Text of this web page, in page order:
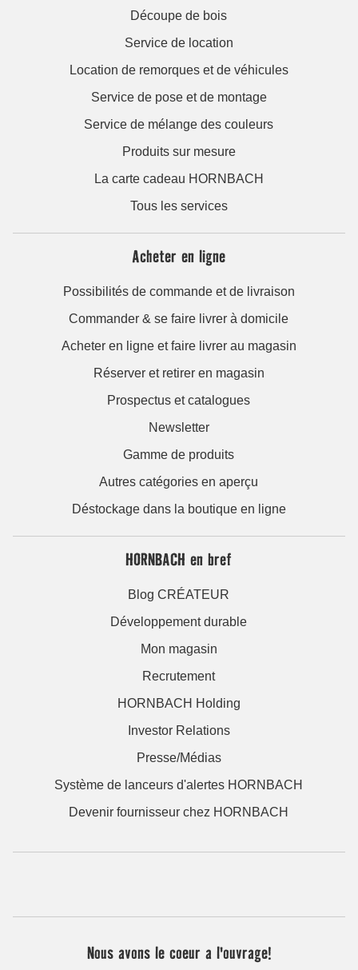
Découpe de bois
Service de location
Location de remorques et de véhicules
Service de pose et de montage
Service de mélange des couleurs
Produits sur mesure
La carte cadeau HORNBACH
Tous les services
Acheter en ligne
Possibilités de commande et de livraison
Commander & se faire livrer à domicile
Acheter en ligne et faire livrer au magasin
Réserver et retirer en magasin
Prospectus et catalogues
Newsletter
Gamme de produits
Autres catégories en aperçu
Déstockage dans la boutique en ligne
HORNBACH en bref
Blog CRÉATEUR
Développement durable
Mon magasin
Recrutement
HORNBACH Holding
Investor Relations
Presse/Médias
Système de lanceurs d'alertes HORNBACH
Devenir fournisseur chez HORNBACH
Nous avons le coeur a l'ouvrage!